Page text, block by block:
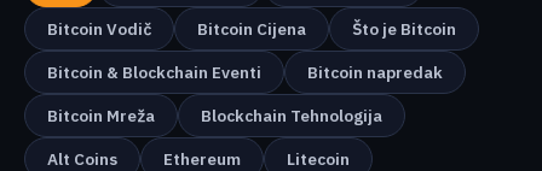
Bitcoin Vodič
Bitcoin Cijena
Što je Bitcoin
Bitcoin & Blockchain Eventi
Bitcoin napredak
Bitcoin Mreža
Blockchain Tehnologija
Alt Coins
Ethereum
Litecoin